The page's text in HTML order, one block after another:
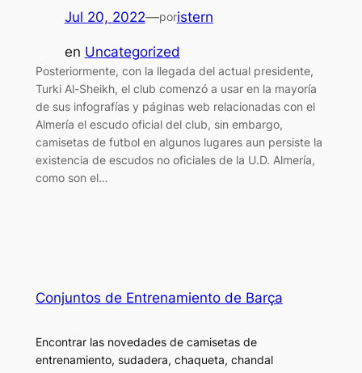
Jul 20, 2022—poristern
en Uncategorized
Posteriormente, con la llegada del actual presidente,
Turki Al-Sheikh, el club comenzó a usar en la mayoría
de sus infografías y páginas web relacionadas con el
Almería el escudo oficial del club, sin embargo,
camisetas de futbol en algunos lugares aun persiste la
existencia de escudos no oficiales de la U.D. Almería,
como son el…
Conjuntos de Entrenamiento de Barça
Encontrar las novedades de camisetas de
entrenamiento, sudadera, chaqueta, chandal